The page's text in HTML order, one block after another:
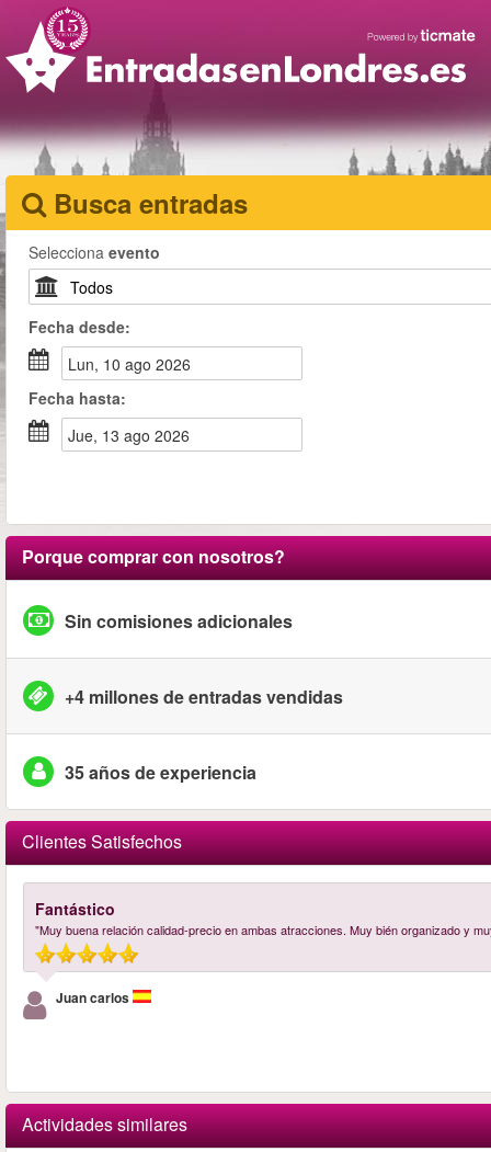
Busca entradas
Selecciona evento
Fecha desde:
lun, 10 ago 2026
Fecha hasta:
jue, 13 ago 2026
Porque comprar con nosotros?
Sin comisiones adicionales
+4 millones de entradas vendidas
35 años de experiencia
Clientes Satisfechos
Fantástico
"Muy buena relación calidad-precio en ambas atracciones. Muy bién organizado y
Juan carlos
Actividades similares